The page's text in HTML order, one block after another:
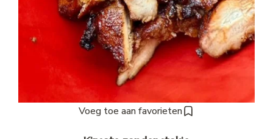
Voeg toe aan favorieten